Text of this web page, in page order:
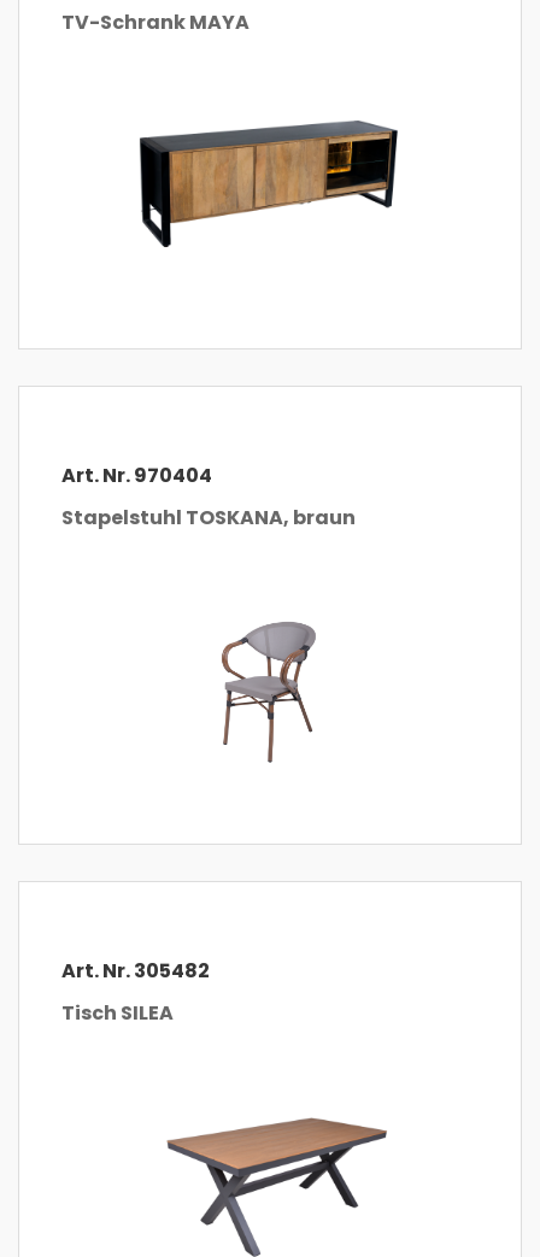
TV-Schrank MAYA
Art. Nr. 970404
Stapelstuhl TOSKANA, braun
Art. Nr. 305482
Tisch SILEA